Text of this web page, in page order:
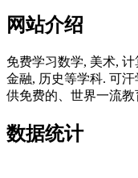
网站介绍
免费学习数学, 美术,
金融, 历史等学科. 可
供免费的、世界一流
数据统计